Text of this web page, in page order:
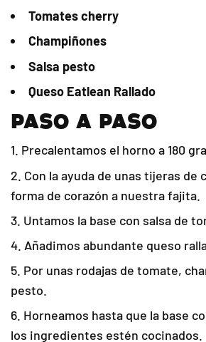
Tomates cherry
Champiñones
Salsa pesto
Queso Eatlean Rallado
PASO A PASO
Precalentamos el horno a 180
Con la ayuda de unas tijeras de
forma de corazón a nuestra fajita.
Untamos la base con salsa de
Añadimos abundante queso
Por unas rodajas de tomate,
pesto.
Horneamos hasta que la base
los ingredientes estén cocinados.